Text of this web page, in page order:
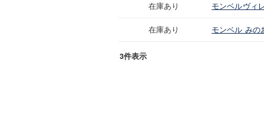
在庫あり モンベルヴィ
在庫あり モンベル みの
3件表示